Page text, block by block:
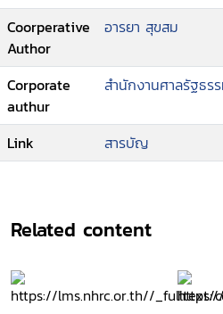
Coorperative
Author
อารยา สุขสม
Corporate
authur
สำนักงานศาลรัฐธ
Link สารบัญ
Related content